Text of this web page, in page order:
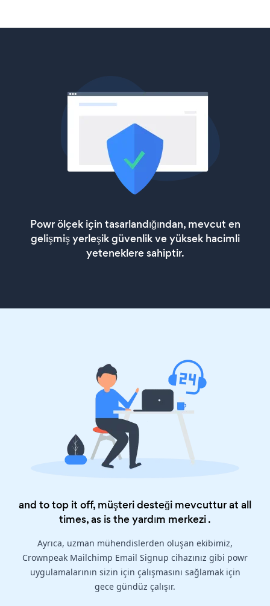
Powr ölçek için tasarlandığından, mevcut en
gelişmiş yerleşik güvenlik ve yüksek hacimli
yeteneklere sahiptir.
and to top it off, müşteri desteği mevcuttur at all
times, as is theyardım merkezi.
Ayrıca, uzman mühendislerden oluşan ekibimiz,
Crownpeak Mailchimp Email Signup cihazınız gibi powr
uygulamalarının sizin için çalışmasını sağlamak için
gece gündüz çalışır.